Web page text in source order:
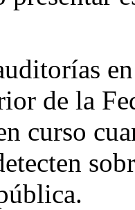
de la
curso